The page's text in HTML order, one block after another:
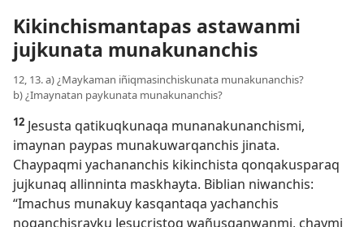
Kikinchismantapas astawanmi
jujkunata munakunanchis
12, 13. a) ¿Maykaman iñiqmasinchiskunata munakunanchis?
b) ¿Imaynatan paykunata munakunanchis?
12 Jesusta qatikuqkunaqa munanakunanchismi,
imaynan paypas munakuwarqanchis jinata.
Chaypaqmi yachananchis kikinchista qonqakusparaq
jujkunaq allinninta maskhayta. Biblian niwanchis:
“Imachus munakuy kasqantaqa yachanchis
noqanchisrayku Jesucristoq wañusqanwanmi, chaymi